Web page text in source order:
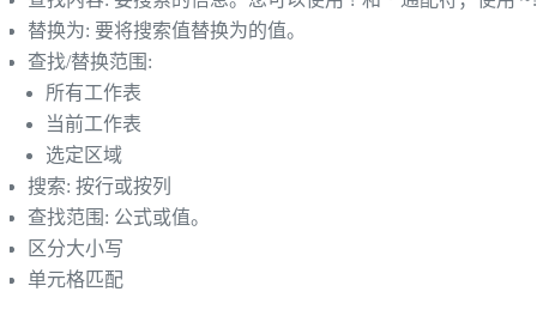
替换为: 要将搜索值替换为的值。
查找/替换范围:
所有工作表
当前工作表
选定区域
搜索: 按行或按列
查找范围: 公式或值。
区分大小写
单元格匹配